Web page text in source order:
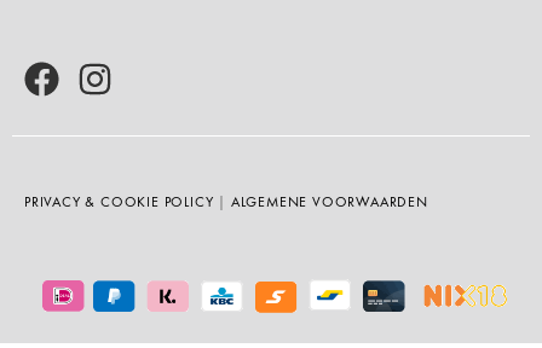
PRIVACY & COOKIE POLICY | ALGEMENE VOORWAARDEN